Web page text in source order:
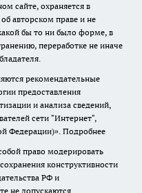
сайте, охраняется в
авторском праве и не
бы то ни было форме, в
переработке не иначе
рекомендательные
предоставления
и анализа сведений,
сети "Интернет",
Федерации)». Подробнее
право модерировать
конструктивности
РФ и
не допускаются